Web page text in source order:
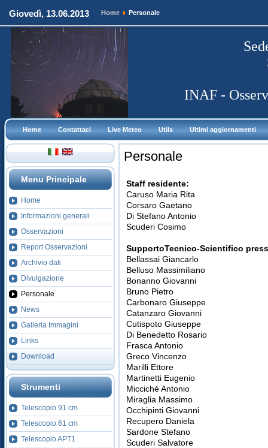
Giovedì, 13.06.2013 Home Personale
INAF -
Home Contattaci Live Meteo Utils Ultimi aggiornamenti
Menu Principale
Home
Informazioni generali
Osservazioni
Report Osservazioni
Archivio dati
Divulgazione
Personale
News
Galleria Immagini
Links
Download
Strumenti
Telescopio 91 cm
Telescopio 61 cm
Telescopio APT1
Personale
Staff residente:
Caruso Maria Rita
Corsaro Gaetano
Di Stefano Antonio
Scuderi Cosimo
SupportoTecnico-Scientifico
Bellassai Giancarlo
Belluso Massimiliano
Bonanno Giovanni
Bruno Pietro
Carbonaro Giuseppe
Catanzaro Giovanni
Cutispoto Giuseppe
Di Benedetto Rosario
Frasca Antonio
Greco Vincenzo
Marilli Ettore
Martinetti Eugenio
Micciché Antonio
Miraglia Massimo
Occhipinti Giovanni
Recupero Daniela
Sardone Stefano
Scuderi Salvatore